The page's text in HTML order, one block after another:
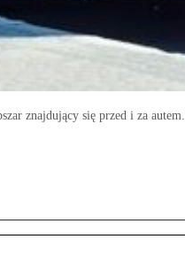
znajdujący się przed i za autem.